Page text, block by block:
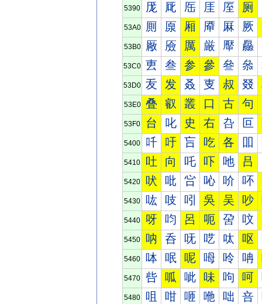
5390 厐 厑 厒 厓 厔 厕
53A0 厠 厡 厢 厣 厤 厥
53B0 厰 厱 厲 厳 厴 厵
53C0 叀 叁 参 參 叄 叅
53D0 叐 发 叒 叓 叔 叕
53E0 叠 叡 叢 口 古 句
53F0 台 叱 史 右 叴 叵
5400 吀 吁 吂 吃 各 吅
5410 吐 向 吒 吓 吔 吕
5420 吠 吡 吢 吣 吤 吥
5430 吰 吱 吲 吳 吴 吵
5440 呀 呁 呂 呃 呄 呅
5450 呐 呑 呒 呓 呔 呕
5460 呠 呡 呢 呣 呤 呥
5470 呰 呱 呲 味 呴 呵
5480 咀 咁 咂 咃 咄 咅